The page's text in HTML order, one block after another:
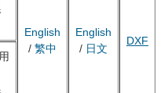
English
/ 繁中
English
/ 日文
DXF